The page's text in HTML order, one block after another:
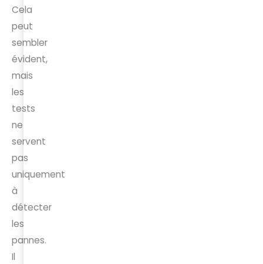
Cela
peut
sembler
évident,
mais
les
tests
ne
servent
pas
uniquement
à
détecter
les
pannes.
Il